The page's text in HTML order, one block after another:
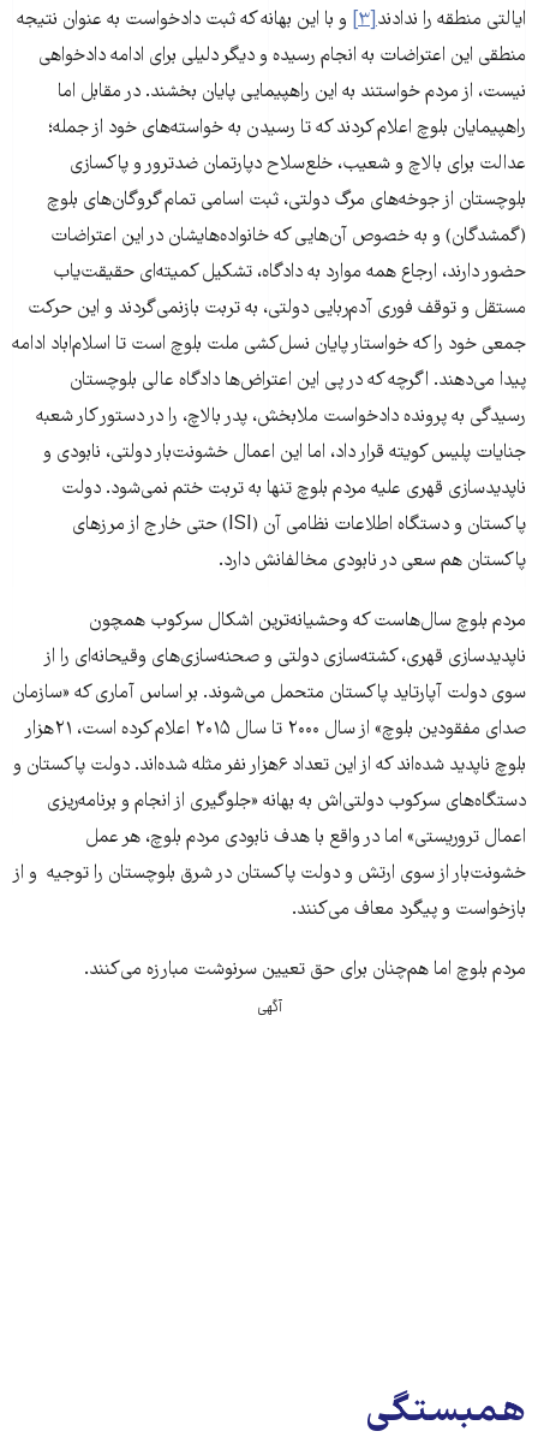
ایالتی منطقه را ندادند[۳]
و با این بهانه که ثبت دادخواست به عنوان نتیجه
منطقی این اعتراضات به انجام رسیده و دیگر دلیلی برای ادامه دادخواهی
نیست، از مردم خواستند به این راهپیمایی پایان بخشند. در مقابل اما
راهپیمایان بلوچ اعلام کردند که تا رسیدن به خواسته‌های خود از جمله؛
عدالت برای بالاچ و شعیب، خلع‌سلاح دپارتمان ضدترور و پاکسازی
بلوچستان از جوخه‌های مرگ دولتی، ثبت اسامی تمام گروگان‌های بلوچ
(گمشدگان) و به خصوص آن‌هایی که خانواده‌هایشان در این اعتراضات
حضور دارند، ارجاع همه موارد به دادگاه، تشکیل کمیته‌ای حقیقت‌یاب
مستقل و توقف فوری آدم‌ربایی دولتی، به تربت بازنمی‌گردند و این حرکت
جمعی خود را که خواستار پایان نسل‌کشی ملت بلوچ است تا اسلام‌اباد ادامه
پیدا می‌دهند. اگرچه که در پی این اعتراض‌ها دادگاه عالی بلوچستان
رسیدگی به پرونده دادخواست ملابخش، پدر بالاچ، را در دستور کار شعبه
جنایات پلیس کویته قرار داد، اما این اعمال خشونت‌بار دولتی، نابودی و
ناپدیدسازی قهری علیه مردم بلوچ تنها به تربت ختم نمی‌شود. دولت
پاکستان و دستگاه اطلاعات نظامی آن (ISI) حتی خارج از مرزهای
پاکستان هم سعی در نابودی مخالفانش دارد.
مردم بلوچ سال‌هاست که وحشیانه‌ترین اشکال سرکوب همچون
ناپدید‌سازی قهری، کشته‌سازی دولتی و صحنه‌سازی‌های وقیحانه‌ای را از
سوی دولت آپارتاید پاکستان متحمل می‌شوند. بر اساس آماری که «سازمان
صدای مفقودین بلوچ» از سال ۲۰۰۰ تا سال ۲۰۱۵ اعلام کرده است، ۲۱هزار
بلوچ ناپدید شده‌اند که از این تعداد ۶هزار نفر مثله شده‌اند. دولت پاکستان و
دستگاه‌های سرکوب دولتی‌اش به بهانه «جلوگیری از انجام و برنامه‌ریزی
اعمال تروریستی» اما در واقع با هدف نابودی مردم بلوچ، هر عمل
خشونت‌بار از سوی ارتش و دولت پاکستان در شرق بلوچستان را توجیه و از
بازخواست و پیگرد معاف می‌کنند.
مردم بلوچ اما هم‌چنان برای حق تعیین سرنوشت مبارزه می‌کنند.
آگهی
همبستگی